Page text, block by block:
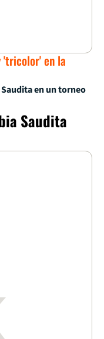
'tricolor' en la
en un torneo
Saudita